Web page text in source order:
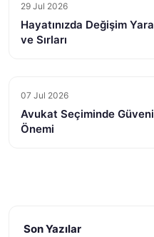
29 Jul 2026
Hayatınızda Değişim
ve Sırları
07 Jul 2026
Avukat Seçiminde
Önemi
Son Yazılar